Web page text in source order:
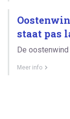
staat pas
De oostenwind
Meer info